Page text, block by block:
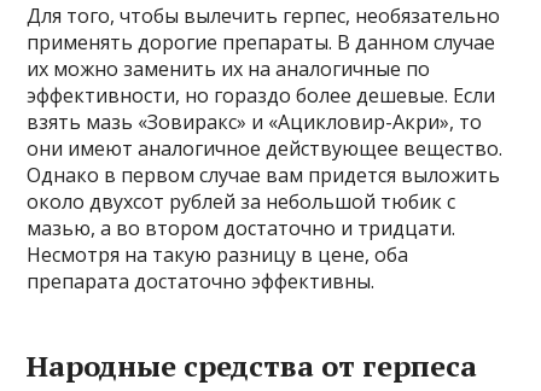
Для того, чтобы вылечить герпес, необязательно
применять дорогие препараты. В данном случае
их можно заменить их на аналогичные по
эффективности, но гораздо более дешевые. Если
взять мазь «Зовиракс» и «Ацикловир-Акри», то
они имеют аналогичное действующее вещество.
Однако в первом случае вам придется выложить
около двухсот рублей за небольшой тюбик с
мазью, а во втором достаточно и тридцати.
Несмотря на такую разницу в цене, оба
препарата достаточно эффективны.
Народные средства от герпеса